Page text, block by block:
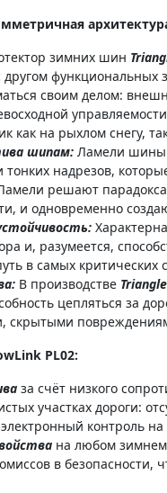
зимних шин
другом функциональных
своим делом:
как на рыхлом снегу,
шипам: Ламели шины
тонких надрезов,
решают
и одновременно
и, разумеется,
в самых
В производстве
цепляться за
скрытыми
PL02:
за счёт низкого
участках дороги:
электронный контроль
на любом зимнем
в безопасности,